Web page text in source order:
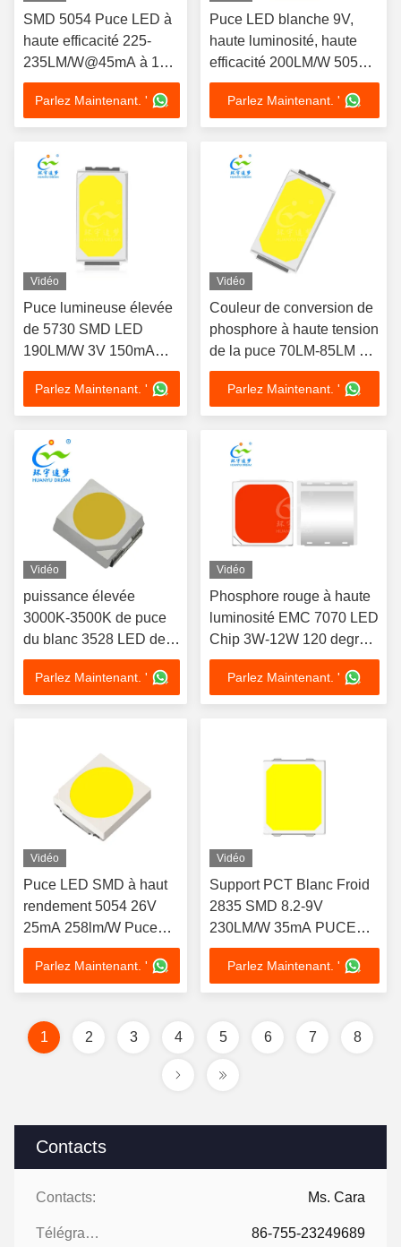
Contacts
Contacts: Ms. Cara
Télégramme: 86-755-23249689
SMD 5054 Puce LED à
haute efficacité 225-
235LM/W@45mA à 18
V blanche
Parlez Maintenant. '
Puce LED blanche 9V,
haute luminosité, haute
efficacité 200LM/W 5054
SMD 100mA
Parlez Maintenant. '
Vidéo
Puce lumineuse élevée
de 5730 SMD LED
190LM/W 3V 150mA
pour la lumière
d'inondation
Parlez Maintenant. '
Vidéo
Couleur de conversion de
phosphore à haute tension
de la puce 70LM-85LM de
5730 SMD LED
Parlez Maintenant. '
Vidéo
puissance élevée
3000K-3500K de puce
du blanc 3528 LED de
0.06W pour la bande
lumineuse
Parlez Maintenant. '
Vidéo
Phosphore rouge à haute
luminosité EMC 7070 LED
Chip 3W-12W 120 degrés
angle de vue
Parlez Maintenant. '
Vidéo
Puce LED SMD à haut
rendement 5054 26V
25mA 258lm/W Puce
LED
Parlez Maintenant. '
Vidéo
Support PCT Blanc Froid
2835 SMD 8.2-9V
230LM/W 35mA PUCE
LED
Parlez Maintenant. '
1 2 3 4 5 6 7 8